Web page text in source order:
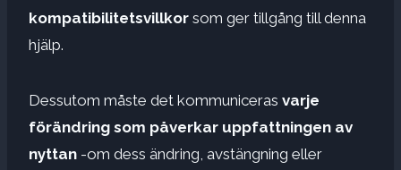
kompatibilitetsvillkor som ger tillgång till denna
hjälp.
Dessutom måste det kommuniceras varje
förändring som påverkar uppfattningen av
nyttan -om dess ändring, avstängning eller